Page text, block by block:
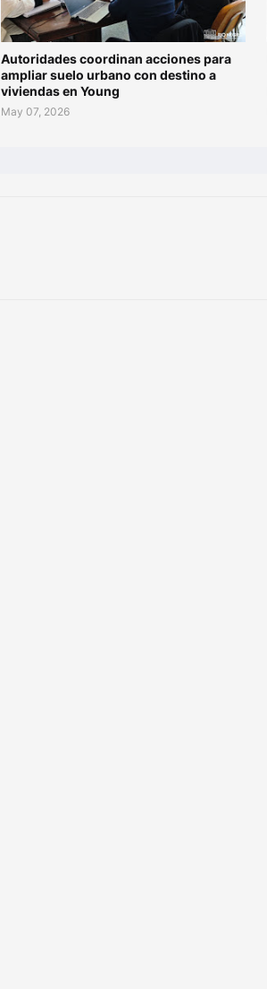
Autoridades coordinan acciones para
ampliar suelo urbano con destino a
viviendas en Young
May 07, 2026